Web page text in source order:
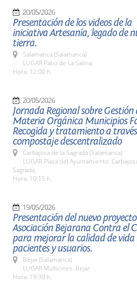
20/05/2026
Presentación de los videos de la
iniciativa Artesanía, legado de
tierra.
Salamanca (Salamanca)
LUGAR Patio de La Salina.
Hora: 12:00 h.
20/05/2026
Jornada Regional sobre Gestión
Materia Orgánica Municipios
Recogida y tratamiento a
compostaje descentralizado
Carbajosa de la Sagrada (Salamanca)
LUGAR Plaza del Ayuntamiento.
Sagrada.
Hora: 10:15 h.
19/05/2026
Presentación del nuevo
Asociación Bejarana Contra el
para mejorar la calidad de vida
pacientes y usuarios.
Béjar (Salamanca)
LUGAR Multicines. Bejar
Hora: 19:30 h.